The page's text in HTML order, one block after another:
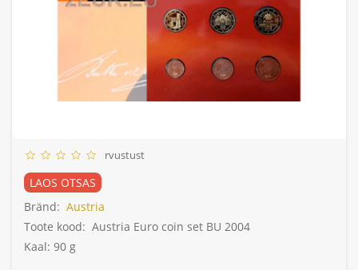
rvustust
LAOS OTSAS
Bränd: Austria
Toote kood: Austria Euro coin set BU 2004
Kaal: 90 g